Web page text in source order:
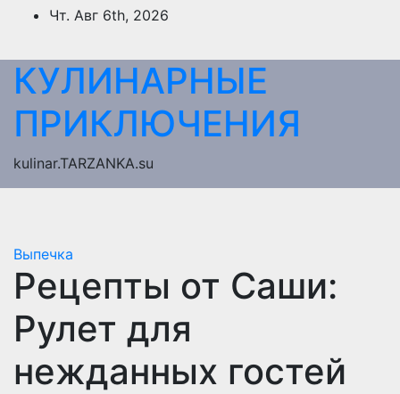
ПерейтиЧт. Авг 6th, 2026
КУЛИНАРНЫЕ
ПРИКЛЮЧЕНИЯ
kulinar.TARZANKA.su
Выпечка
Рецепты от Саши:
Рулет для
нежданных гостей